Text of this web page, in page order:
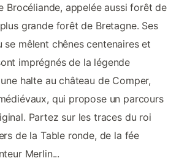
Brocéliande, appelée aussi forêt de
grande forêt de Bretagne. Ses
se mêlent chênes centenaires et
imprégnés de la légende
halte au château de Comper,
qui propose un parcours
Partez sur les traces du roi
de la Table ronde, de la fée
Merlin...